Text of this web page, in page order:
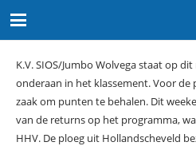
K.V. SIOS/Jumbo Wolvega staat op
onderaan in het klassement. Voor de
zaak om punten te behalen. Dit
van de returns op het programma,
HHV. De ploeg uit Hollandscheveld